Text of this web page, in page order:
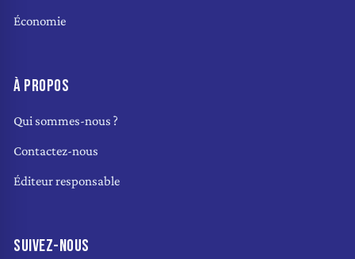
Économie
À PROPOS
Qui sommes-nous ?
Contactez-nous
Éditeur responsable
SUIVEZ-NOUS